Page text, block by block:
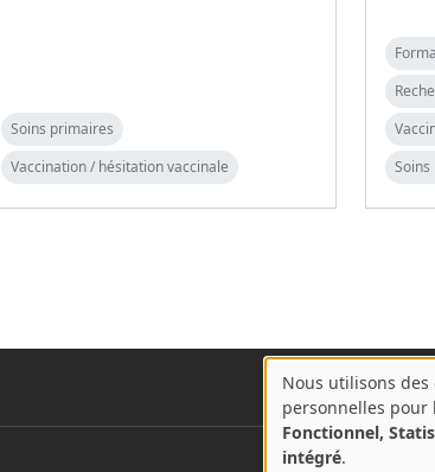
Soins primaires
Vaccination / hésitation vaccinale
A
propos
des
Nous utilisons des
personnelles pour
Fonctionnel,
intégré.